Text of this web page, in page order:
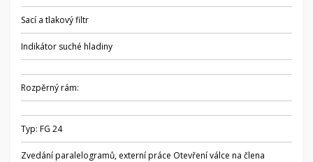
Sací a tlakový filtr
Indikátor suché hladiny
Rozpěrný rám:
Typ: FG 24
Zvedání paralelogramů, externí práce Otevření válce na člena